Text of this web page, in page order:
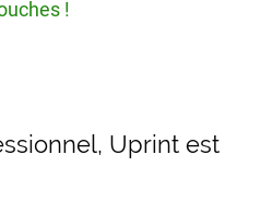
!
Uprint est